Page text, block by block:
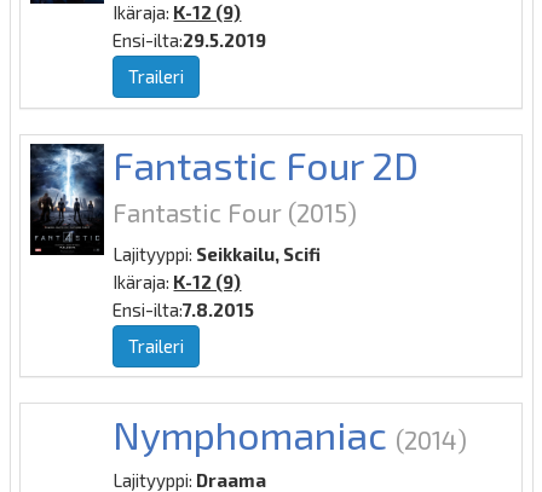
Ikäraja: K-12 (9)
Ensi-ilta:29.5.2019
Traileri
Fantastic Four 2D
Fantastic Four (2015)
Lajityyppi: Seikkailu, Scifi
Ikäraja: K-12 (9)
Ensi-ilta:7.8.2015
Traileri
Nymphomaniac (2014)
Lajityyppi: Draama